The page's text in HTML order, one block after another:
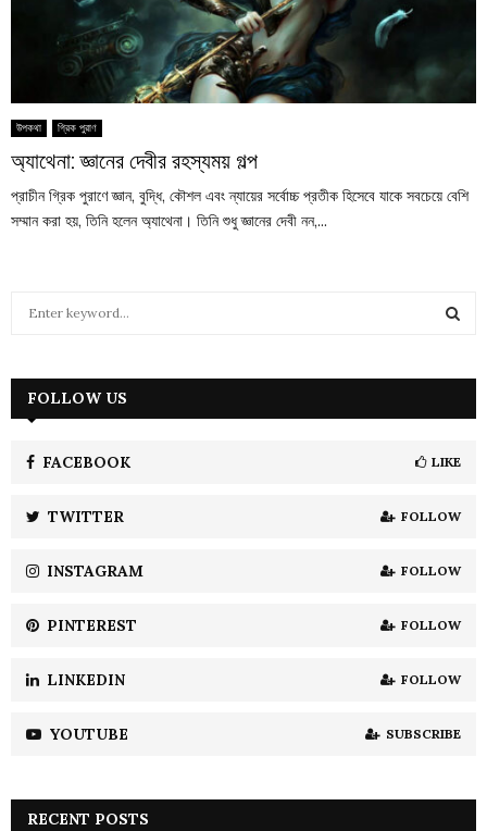
উপকথা গ্রিক পুরাণ
অ্যাথেনা: জ্ঞানের দেবীর রহস্যময় গল্প
প্রাচীন গ্রিক পুরাণে জ্ঞান, বুদ্ধি, কৌশল এবং ন্যায়ের সর্বোচ্চ প্রতীক হিসেবে যাকে সবচেয়ে বেশি
সম্মান করা হয়, তিনি হলেন অ্যাথেনা। তিনি শুধু জ্ঞানের দেবী নন,...
h
H
FOLLOW US
FACEBOOK LIKE
TWITTER FOLLOW
INSTAGRAM FOLLOW
PINTEREST FOLLOW
LINKEDIN FOLLOW
YOUTUBE SUBSCRIBE
RECENT POSTS